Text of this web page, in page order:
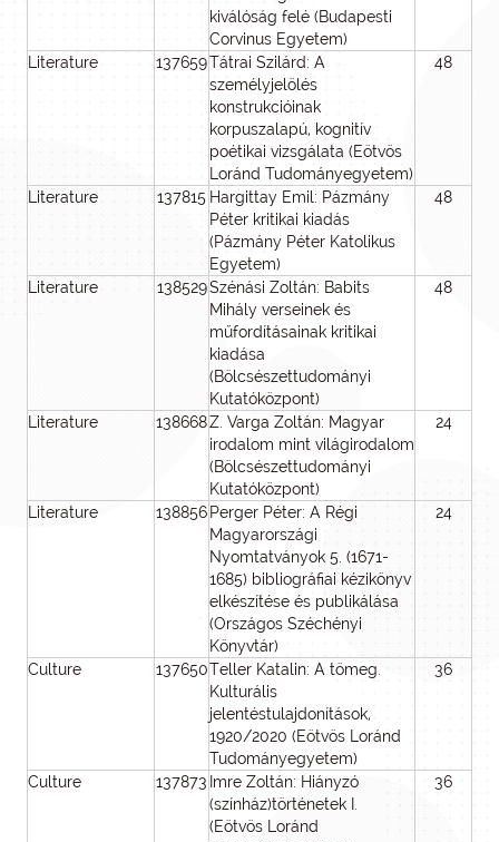
kiválóság felé (Budapesti
Corvinus Egyetem)
Literature
137659Tátrai Szilárd: A
személyjelölés
konstrukcióinak
korpuszalapú, kognitív
poétikai vizsgálata (Eötvös
Loránd Tudományegyetem)
48
Literature 137815 Hargittay Emil: Pázmány
Péter kritikai kiadás
(Pázmány Péter Katolikus
Egyetem)
48
Literature 138529Szénási Zoltán: Babits
Mihály verseinek és
műfordításainak kritikai
kiadása
(Bölcsészettudományi
Kutatóközpont)
48
Literature 138668Z. Varga Zoltán: Magyar
irodalom mint világirodalom
(Bölcsészettudományi
Kutatóközpont)
24
Literature 138856 Perger Péter: A Régi
Magyarországi
Nyomtatványok 5. (1671-
1685) bibliográfiai kézikönyv
elkészítése és publikálása
(Országos Széchényi
Könyvtár)
24
Culture 137650Teller Katalin: A tömeg.
Kulturális
jelentéstulajdonítások,
1920/2020 (Eötvös Loránd
Tudományegyetem)
36
Culture 137873 Imre Zoltán: Hiányzó
(színház)történetek I.
(Eötvös Loránd
36